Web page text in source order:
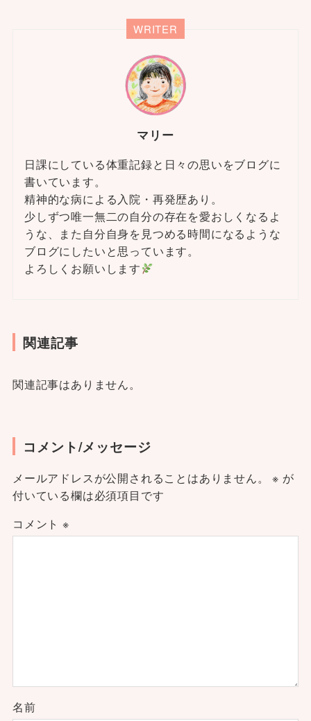
WRITER
マリー
日課にしている体重記録と日々の思いをブログに
書いています。
精神的な病による入院・再発歴あり。
少しずつ唯一無二の自分の存在を愛おしくなるよ
うな、また自分自身を見つめる時間になるような
ブログにしたいと思っています。
よろしくお願いします
関連記事
関連記事はありません。
コメント/メッセージ
メールアドレスが公開されることはありません。 ※ が
付いている欄は必須項目です
コメント ※
名前